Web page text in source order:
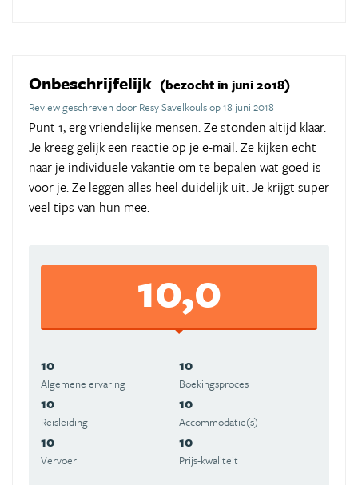
Onbeschrijfelijk (bezocht in juni 2018)
Review geschreven door Resy Savelkouls op 18 juni 2018
Punt 1, erg vriendelijke mensen. Ze stonden altijd klaar.
Je kreeg gelijk een reactie op je e-mail. Ze kijken echt
naar je individuele vakantie om te bepalen wat goed is
voor je. Ze leggen alles heel duidelijk uit. Je krijgt super
veel tips van hun mee.
10,0
10
Algemene ervaring
10
Boekingsproces
10
Reisleiding
10
Accommodatie(s)
10
Vervoer
10
Prijs-kwaliteit